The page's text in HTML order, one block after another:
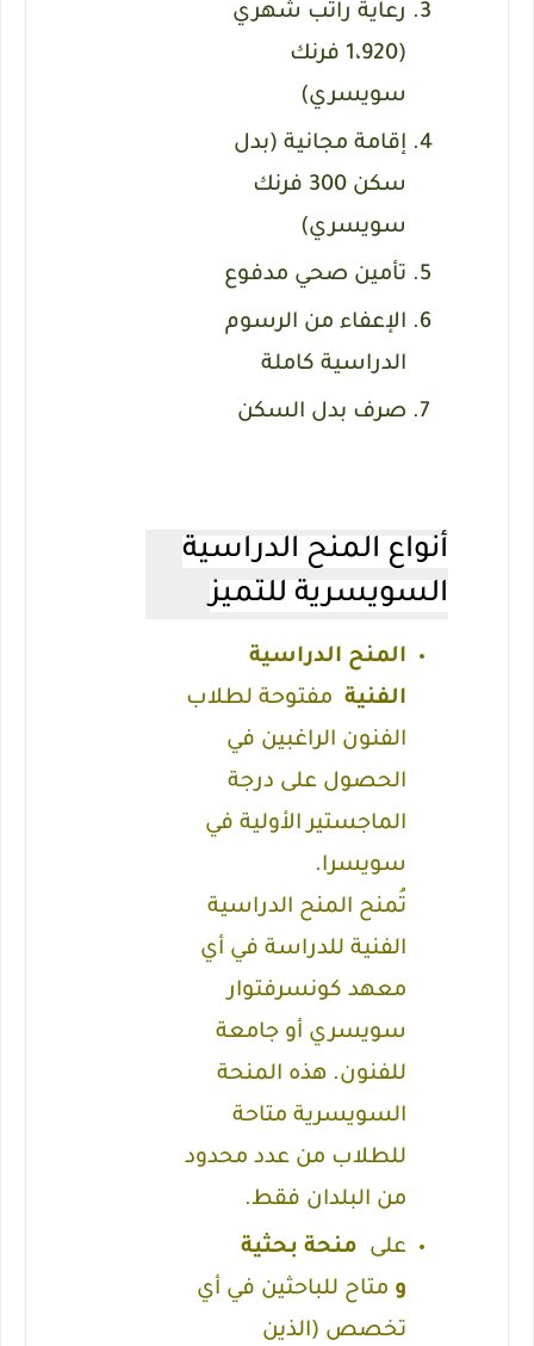
رعاية راتب شهري
(1،920 فرنك
سويسري)
إقامة مجانية (بدل
سكن 300 فرنك
سويسري)
تأمين صحي مدفوع
الإعفاء من الرسوم
الدراسية كاملة
صرف بدل السكن
أنواع المنح الدراسية
السويسرية للتميز
المنح الدراسية
الفنية مفتوحة لطلاب
الفنون الراغبين في
الحصول على درجة
الماجستير الأولية في
سويسرا.
تُمنح المنح الدراسية
الفنية للدراسة في أي
معهد كونسرفتوار
سويسري أو جامعة
للفنون. هذه المنحة
السويسرية متاحة
للطلاب من عدد محدود
من البلدان فقط.
على منحة بحثية
و متاح للباحثين في أي
تخصص (الذين